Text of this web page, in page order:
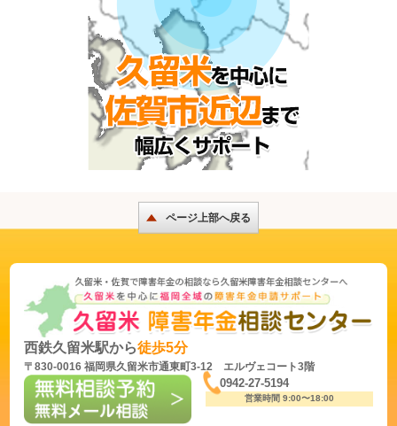
ページ上部へ戻る
西鉄久留米駅から徒歩5分
〒830-0016 福岡県久留米市通東町3-12 エルヴェコート3階
0942-27-5194
営業時間 9:00〜18:00